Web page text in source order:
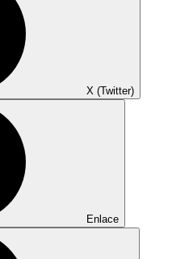
X (Twitter)
Enlace